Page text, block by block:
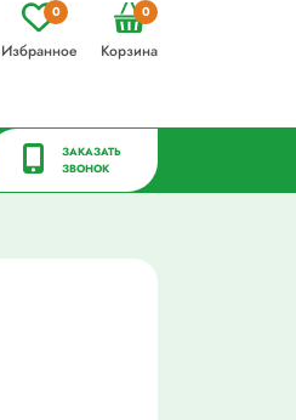
Избранное
0
Корзина
0
ЗАКАЗАТЬ
ЗВОНОК